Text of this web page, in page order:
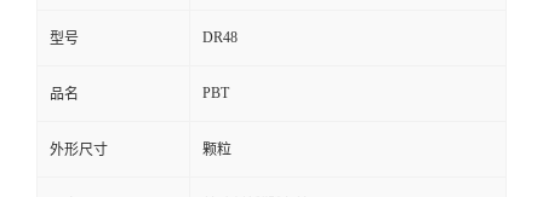
型号 DR48
品名 PBT
外形尺寸 颗粒